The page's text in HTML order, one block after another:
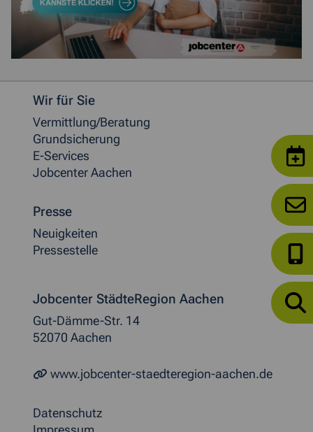
Weitere allgemeine Informationen
Wir für Sie
Vermittlung/Beratung
Grundsicherung
E-Services
Jobcenter Aachen
Presse
Neuigkeiten
Pressestelle
Jobcenter StädteRegion Aachen
Gut-Dämme-Str. 14
52070 Aachen
www.jobcenter-staedteregion-aachen.de
Datenschutz